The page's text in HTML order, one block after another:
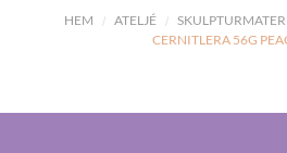
HEM ATELJÉ
CERNITLERA 56G